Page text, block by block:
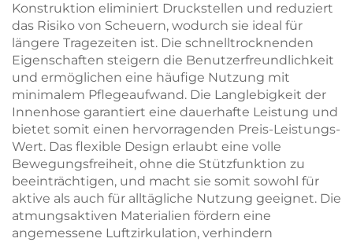
Konstruktion eliminiert Druckstellen und reduziert
das Risiko von Scheuern, wodurch sie ideal für
längere Tragezeiten ist. Die schnelltrocknenden
Eigenschaften steigern die Benutzerfreundlichkeit
und ermöglichen eine häufige Nutzung mit
minimalem Pflegeaufwand. Die Langlebigkeit der
Innenhose garantiert eine dauerhafte Leistung und
bietet somit einen hervorragenden Preis-Leistungs-
Wert. Das flexible Design erlaubt eine volle
Bewegungsfreiheit, ohne die Stützfunktion zu
beeinträchtigen, und macht sie somit sowohl für
aktive als auch für alltägliche Nutzung geeignet. Die
atmungsaktiven Materialien fördern eine
angemessene Luftzirkulation, verhindern